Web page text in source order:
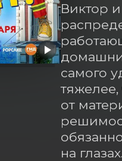
Виктор
самого
от
на глазах.